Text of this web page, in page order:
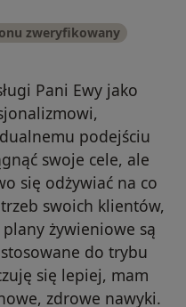
zweryfikowany
Pani Ewy jako
podejściu
swoje cele, ale
się odżywiać na co
swoich klientów,
żywieniowe są
do trybu
się lepiej, mam
zdrowe nawyki.